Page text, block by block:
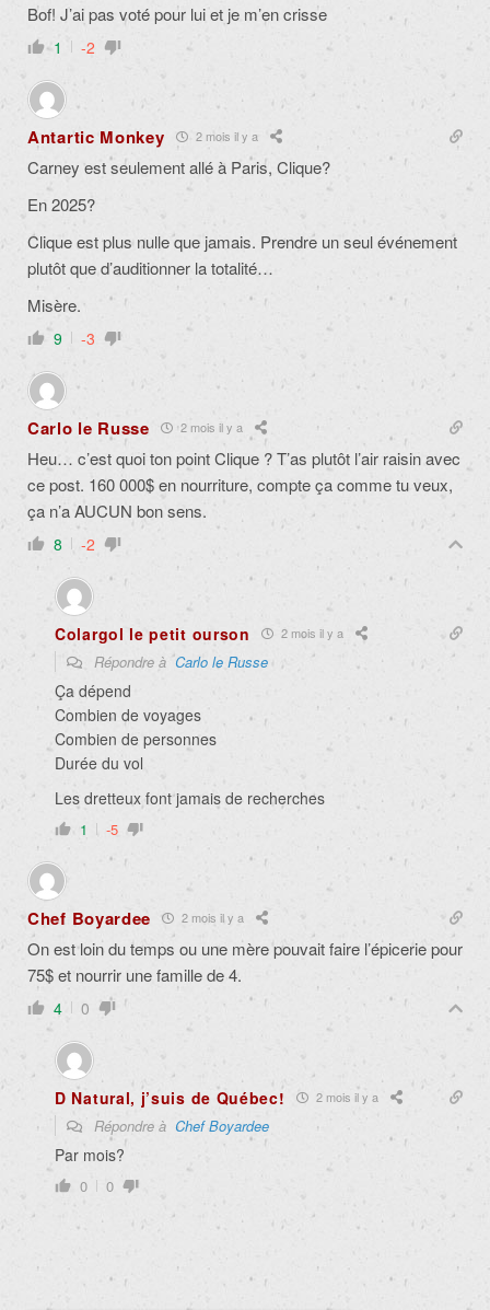
Bof! J’ai pas voté pour lui et je m’en crisse
1 -2
Antartic Monkey 2 mois il y a
Carney est seulement allé à Paris, Clique?
En 2025?
Clique est plus nulle que jamais. Prendre un seul événement
plutôt que d’auditionner la totalité…
Misère.
9 -3
Carlo le Russe 2 mois il y a
Heu… c’est quoi ton point Clique ? T’as plutôt l’air raisin avec
ce post. 160 000$ en nourriture, compte ça comme tu veux,
ça n’a AUCUN bon sens.
8 -2
Colargol le petit ourson 2 mois il y a
Répondre àCarlo le Russe
Ça dépend
Combien de voyages
Combien de personnes
Durée du vol
Les dretteux font jamais de recherches
1 -5
Chef Boyardee 2 mois il y a
On est loin du temps ou une mère pouvait faire l’épicerie pour
75$ et nourrir une famille de 4.
4 0
D Natural, j’suis de Québec! 2 mois il y a
Répondre à Chef Boyardee
Par mois?
0 0